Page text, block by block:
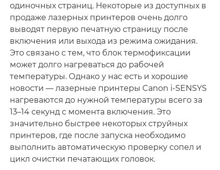
одиночных страниц. Некоторые из доступных в
продаже лазерных принтеров очень долго
выводят первую печатную страницу после
включения или выхода из режима ожидания.
Это связано с тем, что блок термофиксации
может долго нагреваться до рабочей
температуры. Однако у нас есть и хорошие
новости — лазерные принтеры Canon i-SENSYS
нагреваются до нужной температуры всего за
13–14 секунд с момента включения. Это
значительно быстрее некоторых струйных
принтеров, где после запуска необходимо
выполнить автоматическую проверку сопел и
цикл очистки печатающих головок.